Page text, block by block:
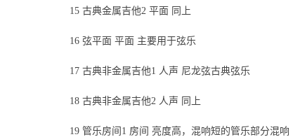
15 古典金属吉他2 平面 同上
16 弦平面 平面 主要用于弦乐
17 古典非金属吉他1 人声 尼龙弦古典弦乐
18 古典非金属吉他2 人声 同上
19 管乐房间1 房间 亮度高，混响短的管乐部分混响